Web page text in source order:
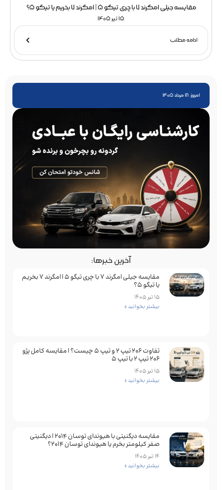
مقایسه جیلی امگرند 7 با چری تیگو 5 | امگرند 7 بخریم یا تیگو 5؟
15 تیر 1405
ادامه مطلب
امروز: 18 مرداد 1405
آخرین خبرها:
مقایسه جیلی امگرند 7 با چری تیگو 5 | امگرند 7 بخریم
یا تیگو 5؟
15 تیر 1405
بیشتر بخوانید »
تفاوت ۲۰۶ تیپ ۲ و تیپ ۵ چیست؟ | مقایسه کامل پژو
۲۰۶ تیپ ۲ با تیپ ۵
15 تیر 1405
بیشتر بخوانید »
مقایسه دیگنیتی با هیوندای توسان 2014 | دیگنیتی
صفر کیلومتر بخرم یا هیوندای توسان 2014؟
14 تیر 1405
بیشتر بخوانید »